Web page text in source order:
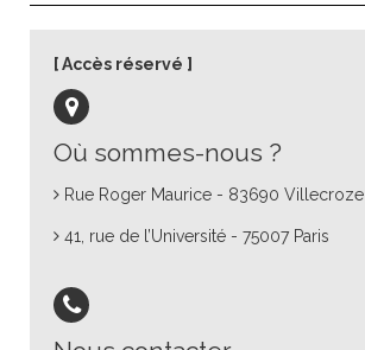
Où sommes-nous ?
Rue Roger Maurice - 83690 Villecroze
41, rue de l’Université - 75007 Paris
Accès réservé